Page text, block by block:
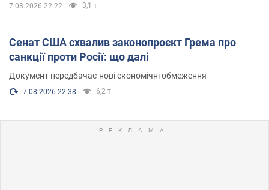
7.08.2026 22:22 3,1 т.
Сенат США схвалив законопроєкт Грема про
санкції проти Росії: що далі
Документ передбачає нові економічні обмеження
7.08.2026 22:38 6,2 т.